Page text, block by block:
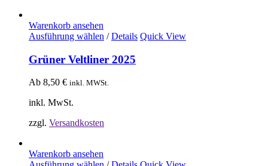
Warenkorb ansehen
Ausführung wählen / Details Quick View
Grüner Veltliner 2025
Ab 8,50 € inkl. MWSt.
inkl. MwSt.
zzgl. Versandkosten
Warenkorb ansehen